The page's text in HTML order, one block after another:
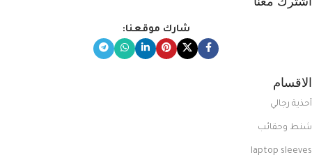
شارك موقعنا:
الاقسام
أحذية رجالي
شنط وحقائب
laptop sleeves